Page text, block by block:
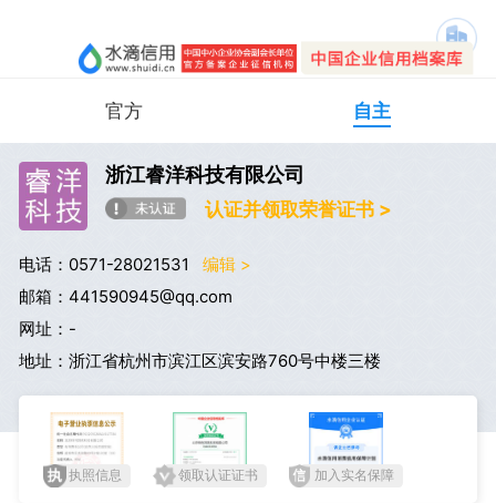
官方 自主
浙江睿洋科技有限公司
认证并领取荣誉证书 >
电话：0571-28021531
编辑 >
邮箱：441590945@qq.com
网址：-
地址：浙江省杭州市滨江区滨安路760号中楼三楼
执照信息 领取认证证书 加入实名保障